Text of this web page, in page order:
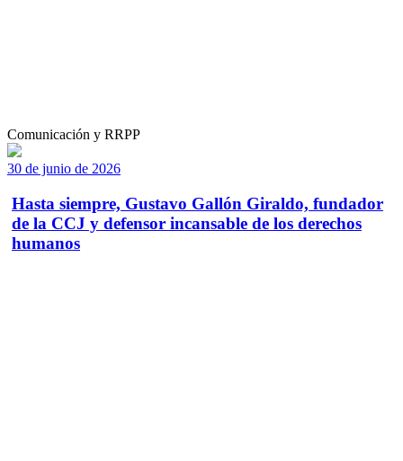
Comunicación y RRPP
30 de junio de 2026
Hasta siempre, Gustavo Gallón Giraldo, fundador
de la CCJ y defensor incansable de los derechos
humanos